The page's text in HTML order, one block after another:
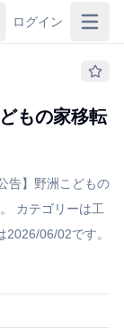
ログイン
もの家移転
告】野洲こどもの
カテゴリーは工
06/02です。